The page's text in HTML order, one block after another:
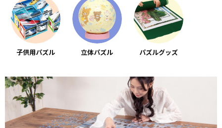
子供用パズル 立体パズル パズルグッズ